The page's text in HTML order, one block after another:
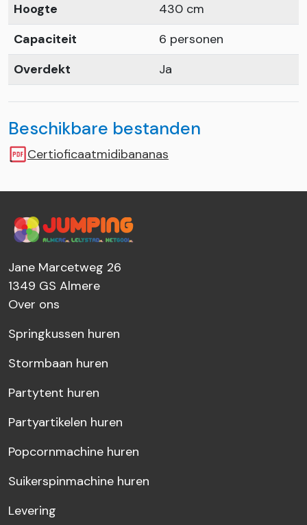
Hoogte
430 cm
Capaciteit
6 personen
Overdekt
Ja
Beschikbare bestanden
Certioficaatmidibananas
Jane Marcetweg 26
1349 GS Almere
Over ons
Springkussen huren
Stormbaan huren
Partytent huren
Partyartikelen huren
Popcornmachine huren
Suikerspinmachine huren
Levering